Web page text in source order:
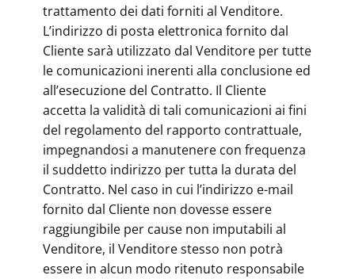
trattamento dei dati forniti al Venditore.
L’indirizzo di posta elettronica fornito dal
Cliente sarà utilizzato dal Venditore per tutte
le comunicazioni inerenti alla conclusione ed
all’esecuzione del Contratto. Il Cliente
accetta la validità di tali comunicazioni ai fini
del regolamento del rapporto contrattuale,
impegnandosi a manutenere con frequenza
il suddetto indirizzo per tutta la durata del
Contratto. Nel caso in cui l’indirizzo e-mail
fornito dal Cliente non dovesse essere
raggiungibile per cause non imputabili al
Venditore, il Venditore stesso non potrà
essere in alcun modo ritenuto responsabile